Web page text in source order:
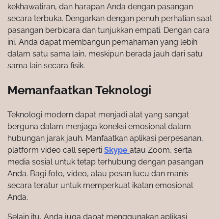
kekhawatiran, dan harapan Anda dengan pasangan
secara terbuka. Dengarkan dengan penuh perhatian saat
pasangan berbicara dan tunjukkan empati. Dengan cara
ini, Anda dapat membangun pemahaman yang lebih
dalam satu sama lain, meskipun berada jauh dari satu
sama lain secara fisik.
Memanfaatkan Teknologi
Teknologi modern dapat menjadi alat yang sangat
berguna dalam menjaga koneksi emosional dalam
hubungan jarak jauh. Manfaatkan aplikasi perpesanan,
platform video call seperti Skype atau Zoom, serta
media sosial untuk tetap terhubung dengan pasangan
Anda. Bagi foto, video, atau pesan lucu dan manis
secara teratur untuk memperkuat ikatan emosional
Anda.
Selain itu, Anda juga dapat menggunakan aplikasi